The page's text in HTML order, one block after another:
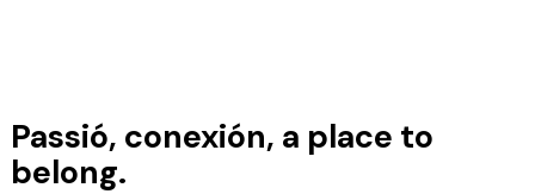
Passió, conexión, a place to
belong.